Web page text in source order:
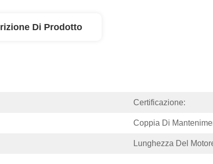
Di Prodotto
Certificazione:
Coppia Di
Lunghezza Del